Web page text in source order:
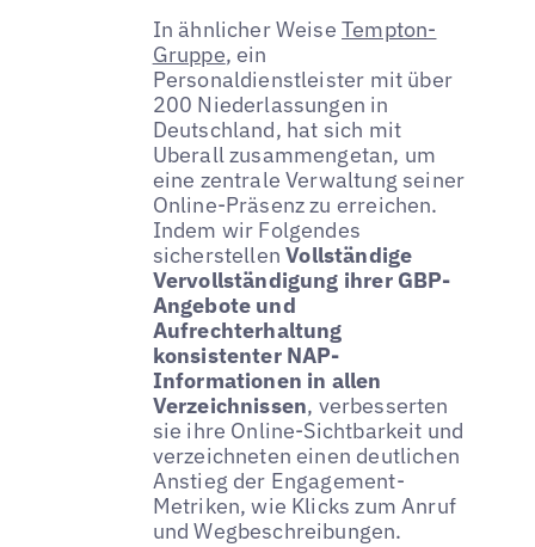
In ähnlicher WeiseTempton-
Gruppe, ein
Personaldienstleister mit über
200 Niederlassungen in
Deutschland, hat sich mit
Uberall zusammengetan, um
eine zentrale Verwaltung seiner
Online-Präsenz zu erreichen.
Indem wir Folgendes
sicherstellenVollständige
Vervollständigung ihrer GBP-
Angebote und
Aufrechterhaltung
konsistenter NAP-
Informationen in allen
Verzeichnissen, verbesserten
sie ihre Online-Sichtbarkeit und
verzeichneten einen deutlichen
Anstieg der Engagement-
Metriken, wie Klicks zum Anruf
und Wegbeschreibungen.